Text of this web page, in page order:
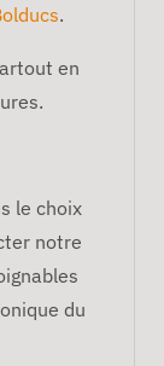
.
en
le choix
notre
du